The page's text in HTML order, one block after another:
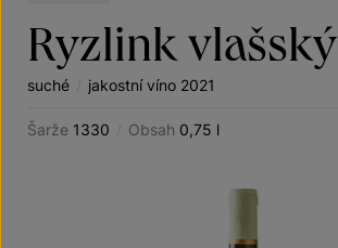
Ryzlink vlašský
suché / jakostní víno 2021
Šarže 1330 / Obsah 0,75 l